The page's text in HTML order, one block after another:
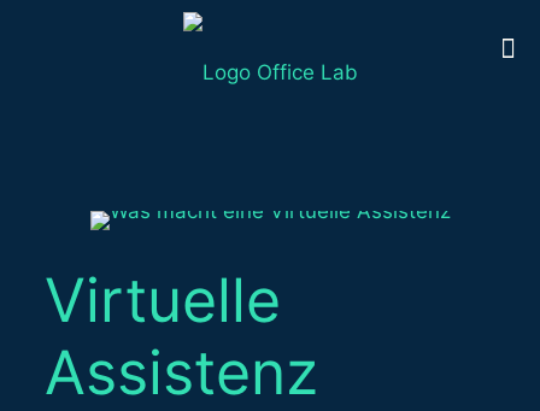
Virtuelle
Assistenz